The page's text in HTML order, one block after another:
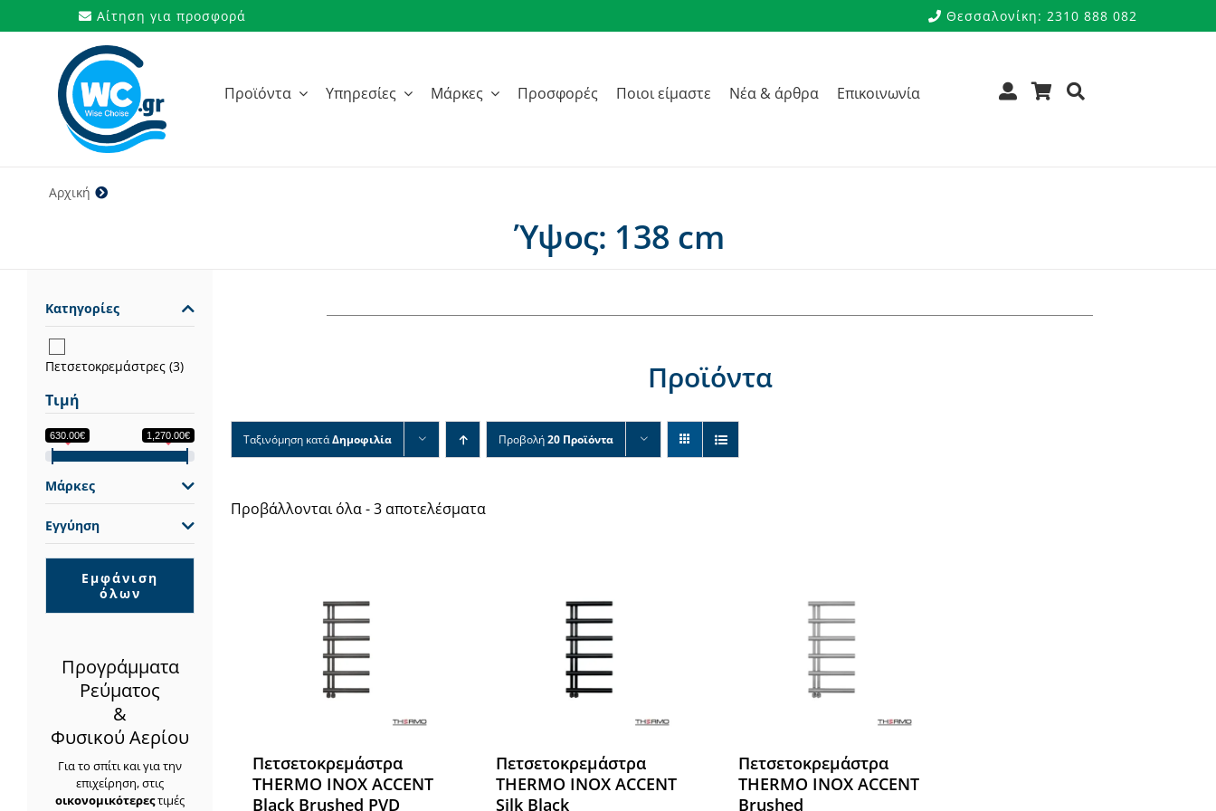
στο
περιεχόμενο
Αίτηση για προσφορά Θεσσαλονίκη: 2310 888 082
Προϊόντα Υπηρεσίες Μάρκες Προσφορές Ποιοι είμαστε Νέα & άρθρα Επικοινωνία
Αρχική
Ύψος: 138 cm
Προϊόντα
Ταξινόμηση κατάΔημοφιλία Προβολή20 Προϊόντα
Προβάλλονται όλα - 3 αποτελέσματα
Πετσετοκρεμάστρα
THERMO INOX ACCENT
Black Brushed PVD
Πετσετοκρεμάστρα
THERMO INOX ACCENT
Silk Black
Πετσετοκρεμάστρα
THERMO INOX ACCENT
Brushed
Κατηγορίες
Πετσετοκρεμάστρες (3)
Τιμή
630.00€ 1,270.00€
Μάρκες
Εγγύηση
Εμφάνιση
όλων
Προγράμματα
Ρεύματος
&
Φυσικού Αερίου
Για το σπίτι και για την
επιχείρηση, στις
οικονομικότερεςτιμές